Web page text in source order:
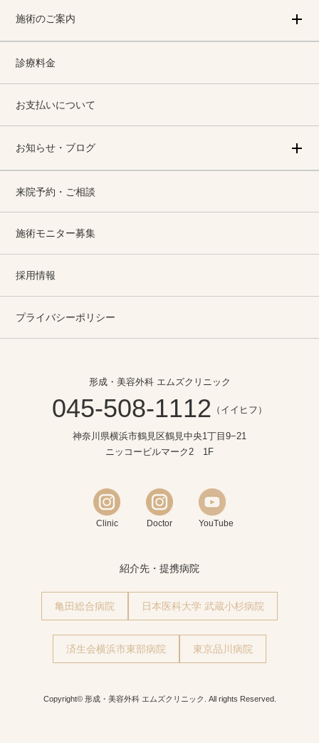
施術のご案内
診療料金
お支払いについて
お知らせ・ブログ
来院予約・ご相談
施術モニター募集
採用情報
プライバシーポリシー
形成・美容外科 エムズクリニック
045-508-1112 （イイヒフ）
神奈川県横浜市鶴見区鶴見中央1丁目9−21
ニッコービルマーク2 1F
Clinic Doctor YouTube
紹介先・提携病院
亀田総合病院 日本医科大学 武蔵小杉病院
済生会横浜市東部病院 東京品川病院
Copyright© 形成・美容外科 エムズクリニック. All rights Reserved.